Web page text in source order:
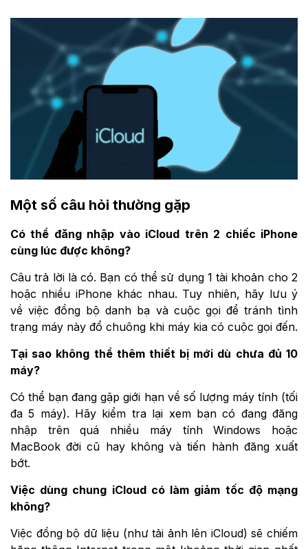
Một số câu hỏi thường gặp
Có thể đăng nhập vào iCloud trên 2 chiếc iPhone
cùng lúc được không?
Câu trả lời là có. Bạn có thể sử dụng 1 tài khoản cho 2
hoặc nhiều iPhone khác nhau. Tuy nhiên, hãy lưu ý
về việc đồng bộ danh bạ và cuộc gọi để tránh tình
trạng máy này đổ chuông khi máy kia có cuộc gọi đến.
Tại sao không thể thêm thiết bị mới dù chưa đủ 10
máy?
Có thể bạn đang gặp giới hạn về số lượng máy tính (tối
đa 5 máy). Hãy kiểm tra lại xem bạn có đang đăng
nhập trên quá nhiều máy tính Windows hoặc
MacBook đời cũ hay không và tiến hành đăng xuất
bớt.
Việc dùng chung iCloud có làm giảm tốc độ mạng
không?
Việc đồng bộ dữ liệu (như tải ảnh lên iCloud) sẽ chiếm